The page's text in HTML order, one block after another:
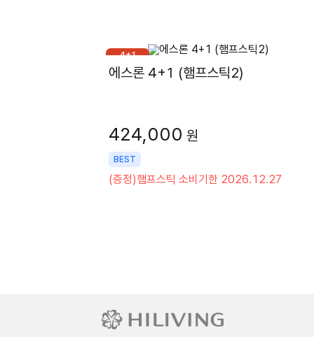
4+1
에스론 4+1 (햄프스틱2)
424,000 원
BEST
(증정)햄프스틱 소비기한 2026.12.27